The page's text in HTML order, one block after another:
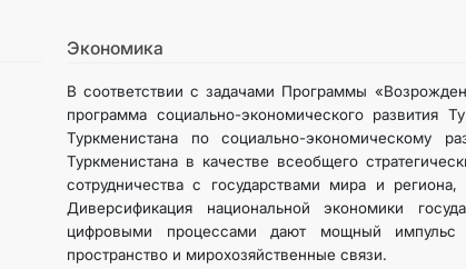
ТУРКМЕНИСТАН
ПРАЗДНИЧНЫЕ И ПАМЯТНЫЕ
КОНСУЛЬСКИЕ УСЛУГИ
Экономика
В соответствии с задачами Программы
программа социально-экономического развития
Туркменистана по социально-экономическому
Туркменистана в качестве всеобщего
сотрудничества с государствами мира и
Диверсификация национальной экономики
цифровыми процессами дают мощный импульс
пространство и мирохозяйственные связи.